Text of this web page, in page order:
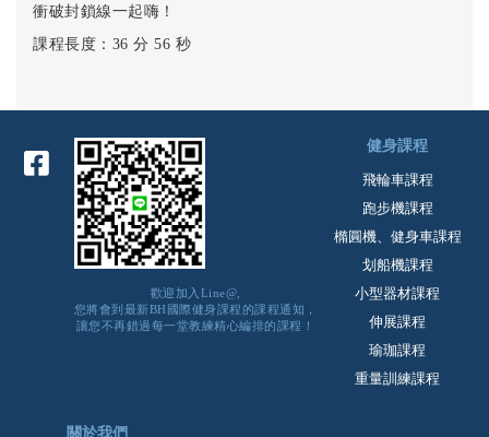
衝破封鎖線一起嗨！
課程長度：36 分 56 秒
歡迎加入Line@,
您將會到最新BH國際健身課程的課程通知，
讓您不再錯過每一堂教練精心編排的課程！
健身課程
飛輪車課程
跑步機課程
橢圓機、健身車課程
划船機課程
小型器材課程
伸展課程
瑜珈課程
重量訓練課程
關於我們